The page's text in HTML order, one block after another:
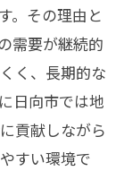
。その理由と
需要が継続的
く、長期的な
日向市では地
貢献しながら
すい環境で